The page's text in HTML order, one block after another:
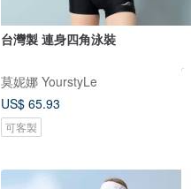
台灣製 連身四角泳裝
莫妮娜 YourstyLe
US$ 65.93
可客製